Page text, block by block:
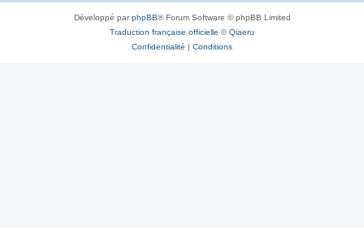
Développé parphpBB® Forum Software © phpBB Limited
Traduction française officielle ©Qiaeru
Confidentialité | Conditions